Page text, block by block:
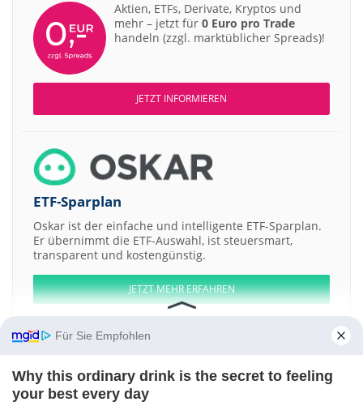
Aktien, ETFs, Derivate, Kryptos und
mehr – jetzt für 0 Euro pro Trade
handeln (zzgl. marktüblicher Spreads)!
JETZT INFORMIEREN
ETF-Sparplan
Oskar ist der einfache und intelligente ETF-Sparplan.
Er übernimmt die ETF-Auswahl, ist steuersmart,
transparent und kostengünstig.
JETZT MEHR ERFAHREN
Aktien ATX DAX EuroStoxx 50 Dow Jones NASDAQ 100 Nikkei 225
Für Sie Empfohlen
Why this ordinary drink is the secret to feeling
your best every day